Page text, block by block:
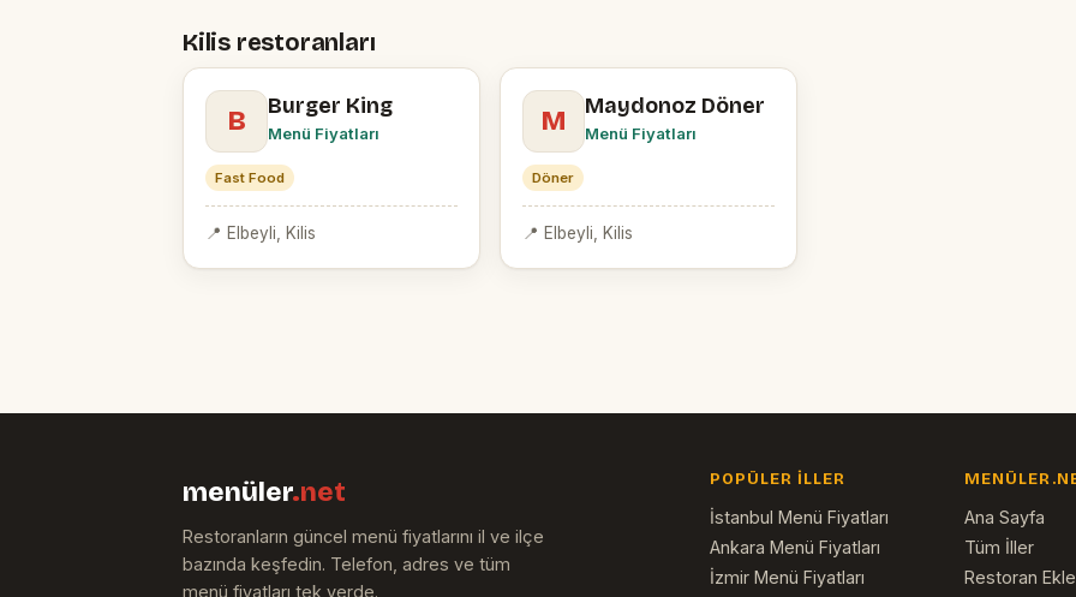
Kilis restoranları
B Burger King
Menü Fiyatları
Fast Food
📍 Elbeyli, Kilis
M Maydonoz Döner
Menü Fiyatları
Döner
📍 Elbeyli, Kilis
menüler.net
Restoranların güncel menü fiyatlarını il ve ilçe
bazında keşfedin. Telefon, adres ve tüm
menü fiyatları tek yerde.
POPÜLER İLLER
İstanbul Menü Fiyatları
Ankara Menü Fiyatları
İzmir Menü Fiyatları
Ana Sayfa
Tüm İller
Restoran Ekle